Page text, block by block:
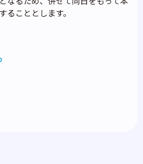
ることとします。